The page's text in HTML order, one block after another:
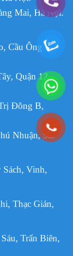
Mai, Hà Nội.
Cầu Ông
Quận 12,
Đông B,
Nhuận, Sài
Vinh,
Thạc Gián,
Trấn Biên,